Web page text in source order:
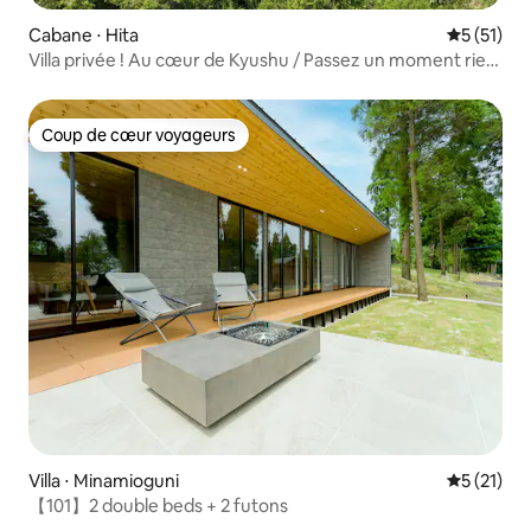
Cabane ⋅ Hita
5 (51)
Villa privée ! Au cœur de Kyushu / Passez un moment rien
imprenable qui vous ouvre le cœur / Villa de montagne
Coup de cœur voyageurs
Coup de cœur voyageurs
Villa ⋅ Minamioguni
5 (21)
【101】2 double beds + 2 futons